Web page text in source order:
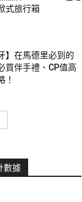
式旅行箱
】在馬德里必到的
買伴手禮、CP值高
！
數據